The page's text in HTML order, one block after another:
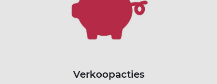
Verkoopacties